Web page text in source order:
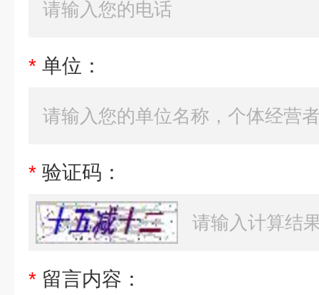
* 单位：
* 验证码：
* 留言内容：